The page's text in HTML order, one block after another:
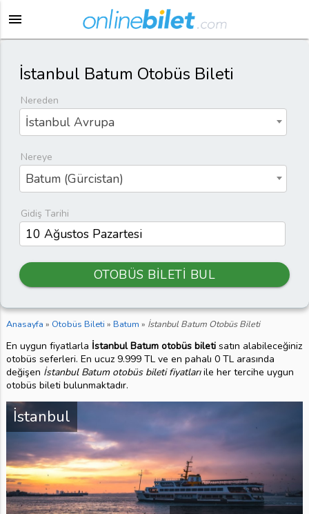
menu
İstanbul Batum Otobüs Bileti
Nereden
İstanbul Avrupa
Nereye
Batum (Gürcistan)
Gidiş Tarihi
OTOBÜS BİLETİ BUL
Anasayfa » Otobüs Bileti » Batum » İstanbul Batum Otobüs Bileti
En uygun fiyatlarla İstanbul Batum otobüs biletisatın alabileceğiniz
otobüs seferleri. En ucuz 9.999 TL ve en pahalı 0 TL arasında
değişen İstanbul Batum otobüs bileti fiyatlarıile her tercihe uygun
otobüs bileti bulunmaktadır.
İstanbul